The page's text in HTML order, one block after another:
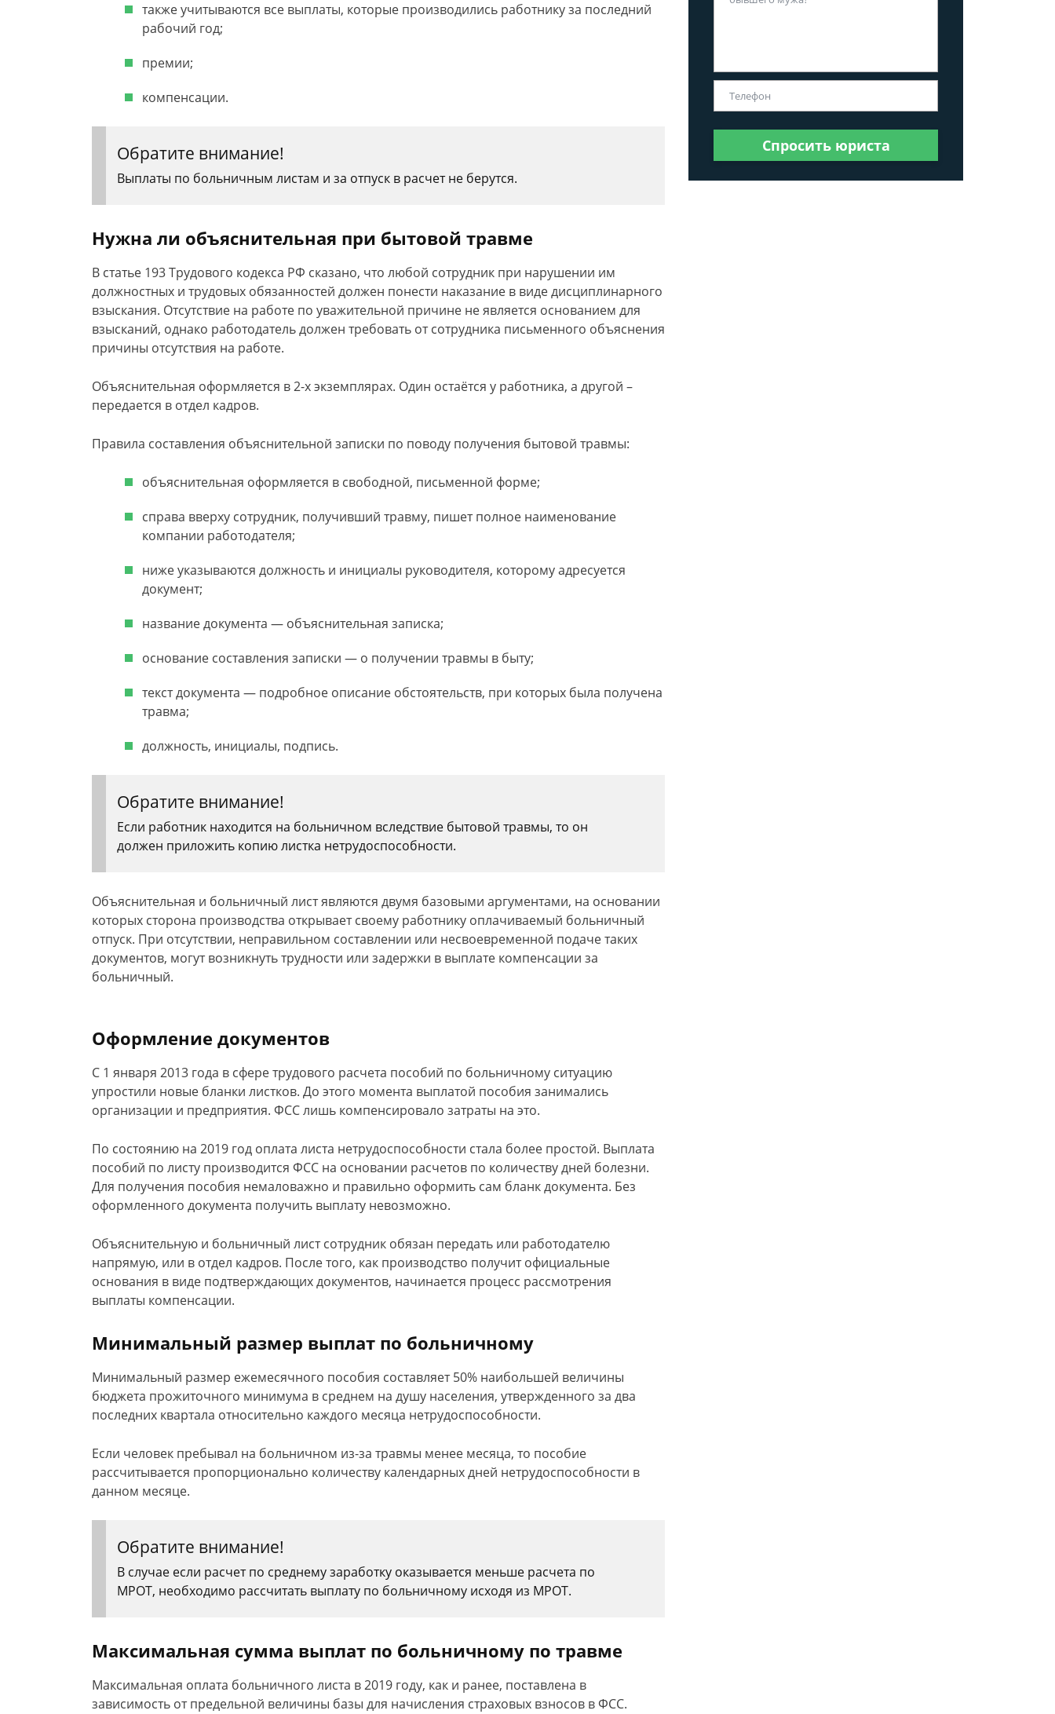
также учитываются все выплаты, которые производились работнику за последний
рабочий год;
премии;
компенсации.
Обратите внимание!
Выплаты по больничным листам и за отпуск в расчет не берутся.
Нужна ли объяснительная при бытовой травме
В статье 193 Трудового кодекса РФ сказано, что любой сотрудник при нарушении им
должностных и трудовых обязанностей должен понести наказание в виде дисциплинарного
взыскания. Отсутствие на работе по уважительной причине не является основанием для
взысканий, однако работодатель должен требовать от сотрудника письменного объяснения
причины отсутствия на работе.
Объяснительная оформляется в 2-х экземплярах. Один остаётся у работника, а другой –
передается в отдел кадров.
Правила составления объяснительной записки по поводу получения бытовой травмы:
объяснительная оформляется в свободной, письменной форме;
справа вверху сотрудник, получивший травму, пишет полное наименование
компании работодателя;
ниже указываются должность и инициалы руководителя, которому адресуется
документ;
название документа — объяснительная записка;
основание составления записки — о получении травмы в быту;
текст документа — подробное описание обстоятельств, при которых была получена
травма;
должность, инициалы, подпись.
Обратите внимание!
Если работник находится на больничном вследствие бытовой травмы, то он
должен приложить копию листка нетрудоспособности.
Объяснительная и больничный лист являются двумя базовыми аргументами, на основании
которых сторона производства открывает своему работнику оплачиваемый больничный
отпуск. При отсутствии, неправильном составлении или несвоевременной подаче таких
документов, могут возникнуть трудности или задержки в выплате компенсации за
больничный.
Оформление документов
С 1 января 2013 года в сфере трудового расчета пособий по больничному ситуацию
упростили новые бланки листков. До этого момента выплатой пособия занимались
организации и предприятия. ФСС лишь компенсировало затраты на это.
По состоянию на 2019 год оплата листа нетрудоспособности стала более простой. Выплата
пособий по листу производится ФСС на основании расчетов по количеству дней болезни.
Для получения пособия немаловажно и правильно оформить сам бланк документа. Без
оформленного документа получить выплату невозможно.
Объяснительную и больничный лист сотрудник обязан передать или работодателю
напрямую, или в отдел кадров. После того, как производство получит официальные
основания в виде подтверждающих документов, начинается процесс рассмотрения
выплаты компенсации.
Минимальный размер выплат по больничному
Минимальный размер ежемесячного пособия составляет 50% наибольшей величины
бюджета прожиточного минимума в среднем на душу населения, утвержденного за два
последних квартала относительно каждого месяца нетрудоспособности.
Если человек пребывал на больничном из-за травмы менее месяца, то пособие
рассчитывается пропорционально количеству календарных дней нетрудоспособности в
данном месяце.
Обратите внимание!
В случае если расчет по среднему заработку оказывается меньше расчета по
МРОТ, необходимо рассчитать выплату по больничному исходя из МРОТ.
Максимальная сумма выплат по больничному по травме
Максимальная оплата больничного листа в 2019 году, как и ранее, поставлена в
зависимость от предельной величины базы для начисления страховых взносов в ФСС.
Спросить юриста